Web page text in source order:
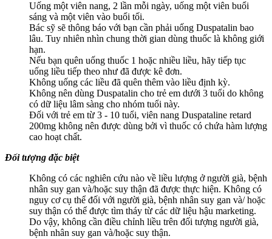
Uống một viên nang, 2 lần mỗi ngày, uống một viên buổi
sáng và một viên vào buổi tối.
Bác sỹ sẽ thông báo với bạn cần phải uống Duspatalin bao
lâu. Tuy nhiên nhìn chung thời gian dùng thuốc là không giới
hạn.
Nếu bạn quên uống thuốc 1 hoặc nhiều liều, hãy tiếp tục
uống liều tiếp theo như đã được kê đơn.
Không uống các liều đã quên thêm vào liều định kỳ.
Không nên dùng Duspatalin cho trẻ em dưới 3 tuổi do không
có dữ liệu lâm sàng cho nhóm tuổi này.
Đối với trẻ em từ 3 - 10 tuổi, viên nang Duspataline retard
200mg không nên được dùng bởi vì thuốc có chứa hàm lượng
cao hoạt chất.
Đối tượng đặc biệt
Không có các nghiên cứu nào về liều lượng ở người già, bệnh
nhân suy gan và/hoặc suy thận đã được thực hiện. Không có
nguy cơ cụ thể đối với người già, bệnh nhân suy gan và/ hoặc
suy thận có thể được tìm tháy từ các dữ liệu hậu marketing.
Do vậy, không cần điều chỉnh liều trên đối tượng người già,
bệnh nhân suy gan và/hoặc suy thận.